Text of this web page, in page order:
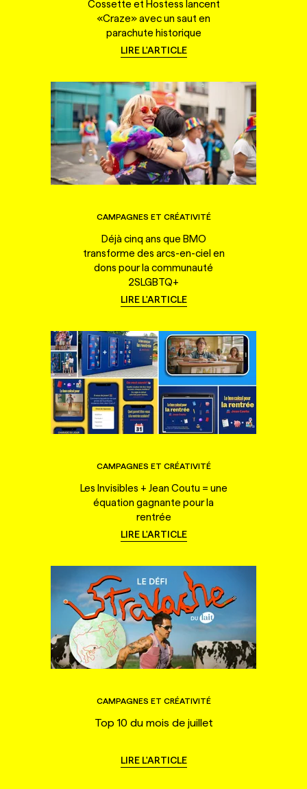
Cossette et Hostess lancent
«Craze» avec un saut en
parachute historique
LIRE L'ARTICLE
CAMPAGNES ET CRÉATIVITÉ
Déjà cinq ans que BMO
transforme des arcs-en-ciel en
dons pour la communauté
2SLGBTQ+
LIRE L'ARTICLE
CAMPAGNES ET CRÉATIVITÉ
Les Invisibles + Jean Coutu = une
équation gagnante pour la
rentrée
LIRE L'ARTICLE
CAMPAGNES ET CRÉATIVITÉ
Top 10 du mois de juillet
LIRE L'ARTICLE